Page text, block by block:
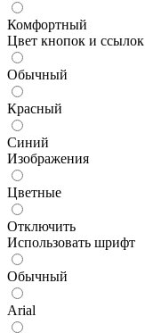
Комфортный
Цвет кнопок и ссылок
Обычный
Красный
Синий
Изображения
Цветные
Отключить
Использовать шрифт
Обычный
Arial